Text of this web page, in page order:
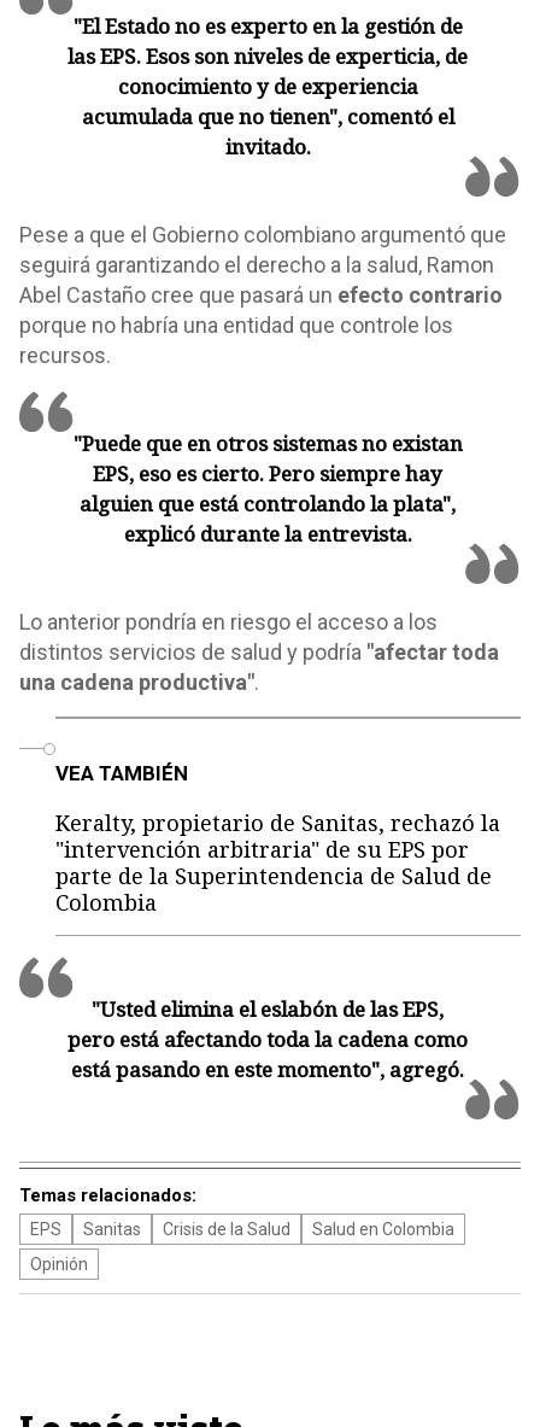
"El Estado no es experto en la gestión de
las EPS. Esos son niveles de experticia, de
conocimiento y de experiencia
acumulada que no tienen", comentó el
invitado.
Pese a que el Gobierno colombiano argumentó que
seguirá garantizando el derecho a la salud, Ramon
Abel Castaño cree que pasará un efecto contrario
porque no habría una entidad que controle los
recursos.
"Puede que en otros sistemas no existan
EPS, eso es cierto. Pero siempre hay
alguien que está controlando la plata",
explicó durante la entrevista.
Lo anterior pondría en riesgo el acceso a los
distintos servicios de salud y podría "afectar toda
una cadena productiva".
VEA TAMBIÉN
Keralty, propietario de Sanitas, rechazó la
"intervención arbitraria" de su EPS por
parte de la Superintendencia de Salud de
Colombia
"Usted elimina el eslabón de las EPS,
pero está afectando toda la cadena como
está pasando en este momento", agregó.
Temas relacionados:
EPS Sanitas Crisis de la Salud
Salud en Colombia
Opinión